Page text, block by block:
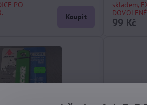
PO
Koupit
skladem,
99 Kč